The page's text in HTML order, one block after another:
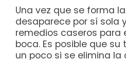
Una vez que se forma
desaparece por sí sola
remedios caseros para
boca. Es posible que
un poco si se elimina la